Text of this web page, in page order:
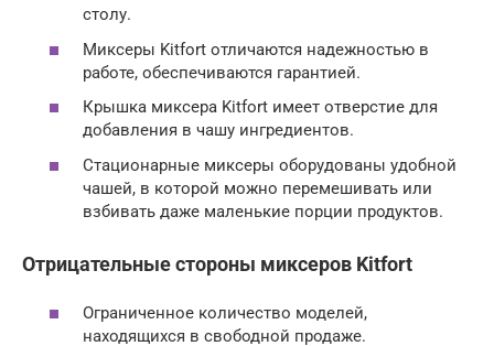
столу.
Миксеры Kitfort отличаются надежностью в
работе, обеспечиваются гарантией.
Крышка миксера Kitfort имеет отверстие для
добавления в чашу ингредиентов.
Стационарные миксеры оборудованы удобной
чашей, в которой можно перемешивать или
взбивать даже маленькие порции продуктов.
Отрицательные стороны миксеров Kitfort
Ограниченное количество моделей,
находящихся в свободной продаже.